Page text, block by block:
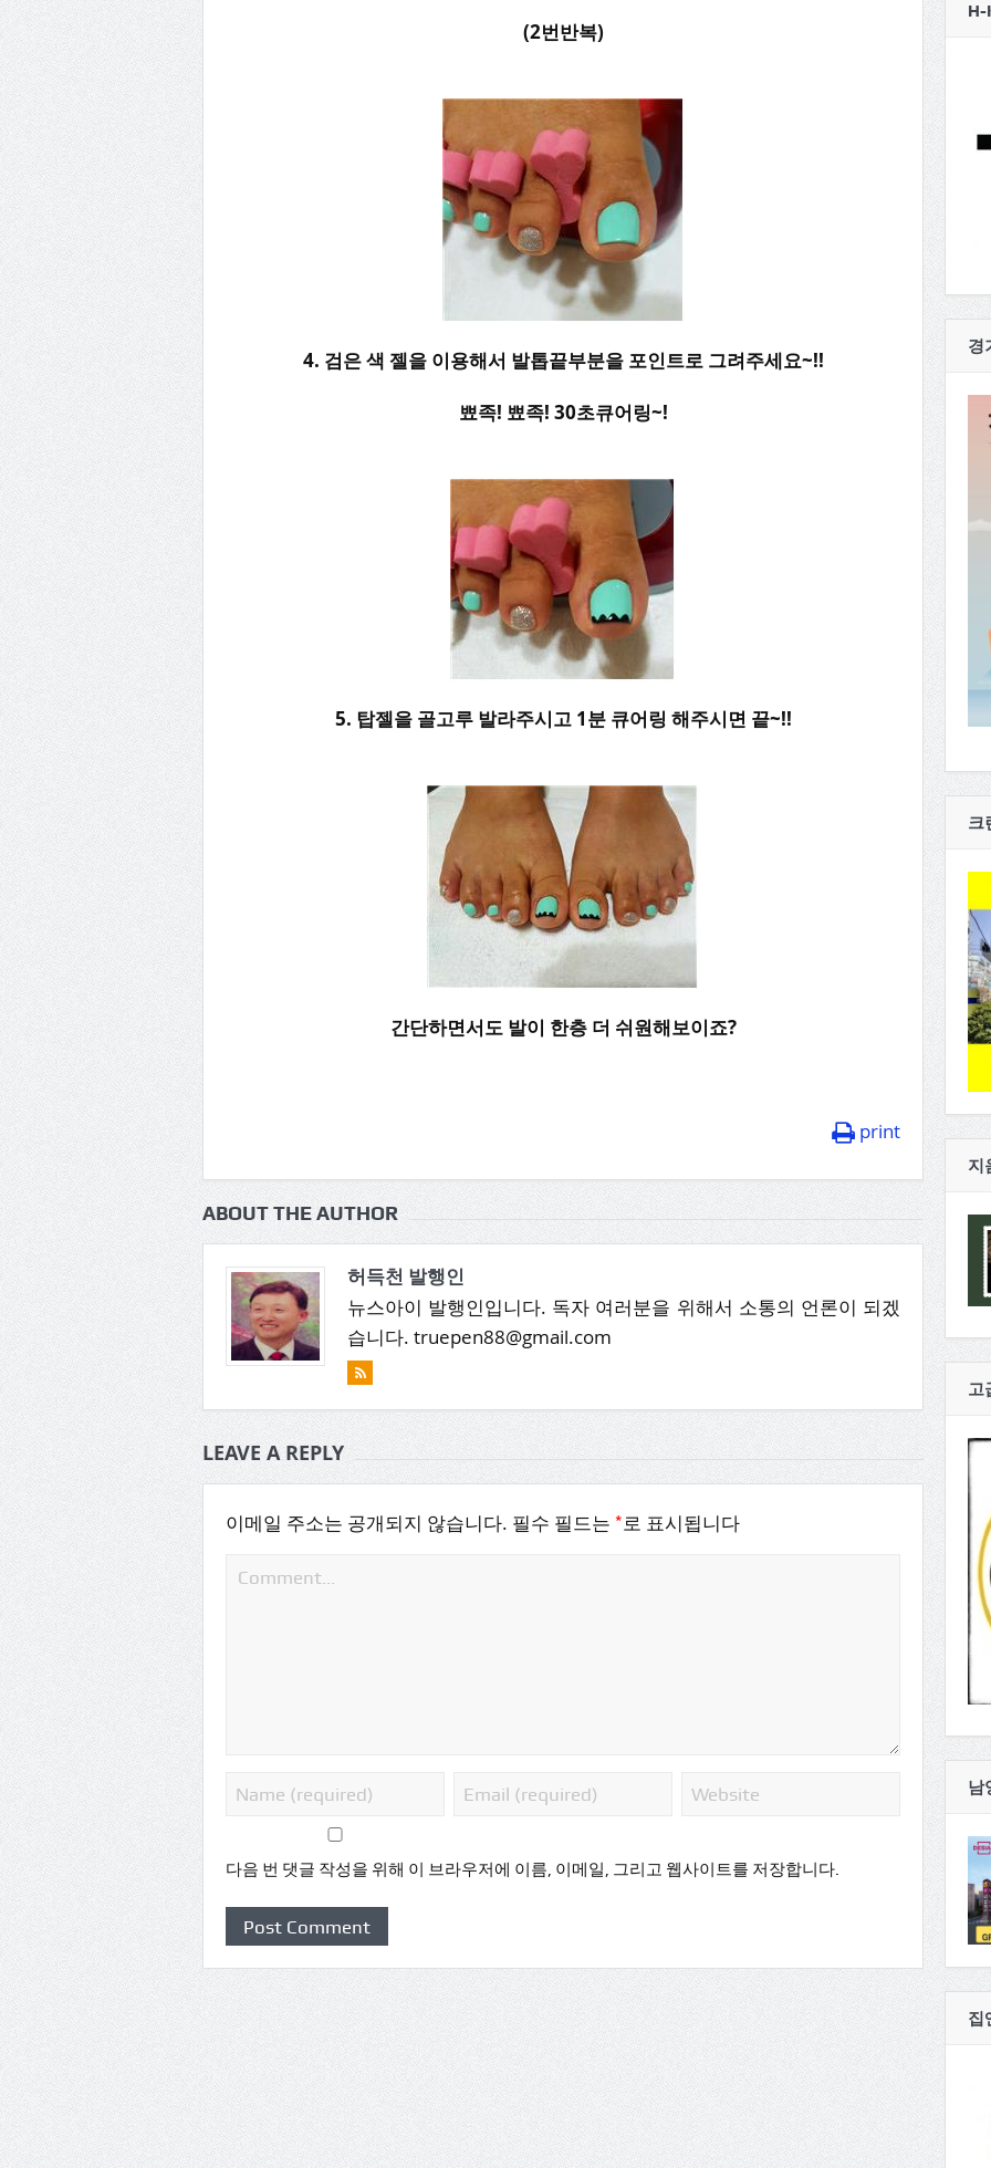
(2번반복)
4. 검은 색 젤을 이용해서 발톱끝부분을 포인트로 그려주세요~!!
뾰족! 뾰족! 30초큐어링~!
5. 탑젤을 골고루 발라주시고 1분 큐어링 해주시면 끝~!!
간단하면서도 발이 한층 더 쉬원해보이죠?
print
ABOUT THE AUTHOR
허득천 발행인
뉴스아이 발행인입니다. 독자 여러분을 위해서 소통의 언론이 되겠
습니다. truepen88@gmail.com
LEAVE A REPLY
이메일 주소는 공개되지 않습니다. 필수 필드는 *로 표시됩니다
다음 번 댓글 작성을 위해 이 브라우저에 이름, 이메일, 그리고 웹사이트를 저장합니다.
H-
경
크
지
고
남
집